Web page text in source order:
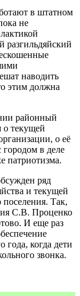
в штатном
не
разгильдяйский
наводить
этим должна
районный
о текущей
о её
городом в деле
патриотизма.
ряд
и текущей
Так,
С.В. Проценко
И еще раз
года, когда дети
звонка.